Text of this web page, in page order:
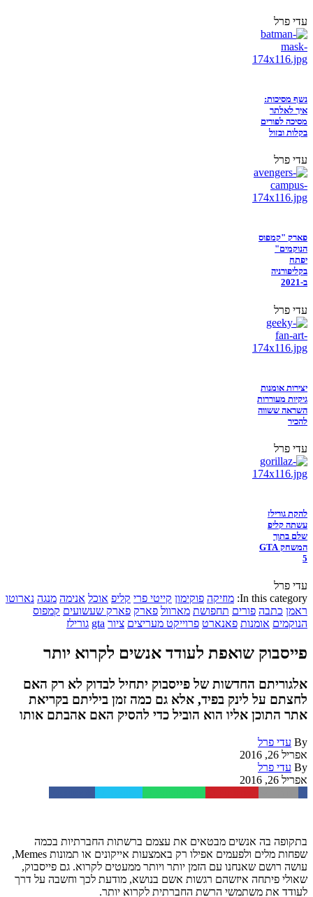
עדי פרל
נשף מסיכות:
איך לאלתר
מסיכה לפורים
בקלות ובזול
עדי פרל
פארק "קמפוס
הנוקמים"
יפתח
בקליפורניה
ב-2021
עדי פרל
יצירות אומנות
גיקיות מעוררות
השראה ששווה
להכיר
עדי פרל
להקת גורילז
עשתה קליפ
שלם בתוך
המשחק GTA
5
עדי פרל
In this category: מוזיקה פוקימון קייטי פרי קליפ אוכל אנימה מנגה נארוטו
ראמן כתבה פורים תחפושת מארוול פארק פארק שעשועים קמפוס
הנוקמים אומנות פאנארט פרוייקט מעריצים ציור gta גורילז
פייסבוק שואפת לעודד אנשים לקרוא יותר
אלגוריתם החדשות של פייסבוק יתחיל לבדוק לא רק האם
לחצתם על לינק בפיד, אלא גם כמה זמן ביליתם בקריאת
אתר התוכן אליו הוא הוביל כדי להסיק האם אהבתם אותו
By עדי פרל
אפריל 26, 2016
By עדי פרל
אפריל 26, 2016
בתקופה בה אנשים מבטאים את עצמם ברשתות החברתיות בכמה
שפחות מלים ולפעמים אפילו רק באמצעות אייקונים או תמונות Memes,
עושה רושם שאנחנו עם הזמן יותר ויותר ממעטים לקרוא. גם פייסבוק,
שאולי פיתחה איזשהם רגשות אשם בנושא, מודעת לכך וחשבה על דרך
לעודד את משתמשי הרשת החברתית לקרוא יותר.